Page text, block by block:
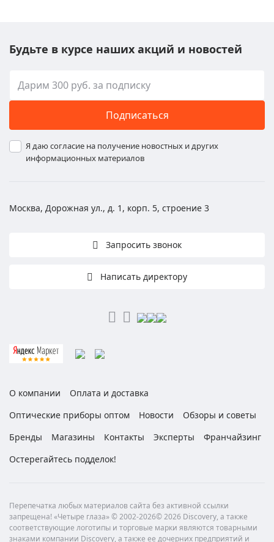
Будьте в курсе наших акций и новостей
Подписаться
Я даю согласие на получение новостных и других
информационных материалов
Москва, Дорожная ул., д. 1, корп. 5, строение 3
Запросить звонок
Написать директору
О компании
Оплата и доставка
Оптические приборы оптом
Новости
Обзоры и советы
Бренды
Магазины Контакты Эксперты
Франчайзинг
Остерегайтесь подделок!
Перепечатка любых материалов сайта без активной ссылки
запрещена! «Четыре глаза» © 2002-2026© 2026 Discovery, а также
соответствующие логотипы и торговые марки являются товарными
знаками компании Discovery, а также ее дочерних предприятий и